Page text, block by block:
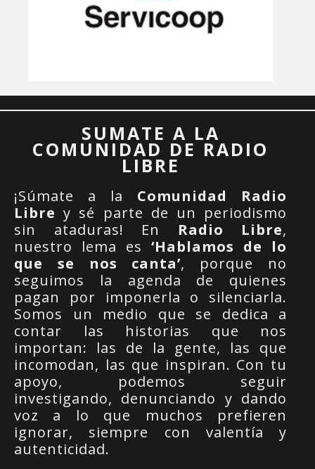
SUMATE A LA
COMUNIDAD DE RADIO
LIBRE
¡Súmate a la Comunidad Radio
Libre y sé parte de un periodismo
sin ataduras! En Radio Libre,
nuestro lema es ‘Hablamos de lo
que se nos canta’, porque no
seguimos la agenda de quienes
pagan por imponerla o silenciarla.
Somos un medio que se dedica a
contar las historias que nos
importan: las de la gente, las que
incomodan, las que inspiran. Con tu
apoyo, podemos seguir
investigando, denunciando y dando
voz a lo que muchos prefieren
ignorar, siempre con valentía y
autenticidad.